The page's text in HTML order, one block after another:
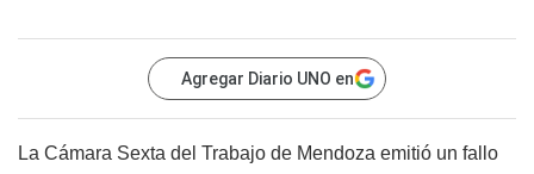
Agregar Diario UNO en
La Cámara Sexta del Trabajo de Mendoza emitió un fallo